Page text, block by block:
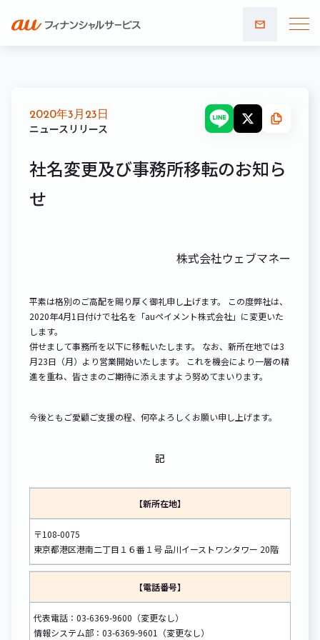
合わせ
2020年3月23日
ニュースリリース
社名変更及び事務所移転のお知ら
せ
株式会社ウェブマネー
平素は格別のご高配を賜り厚く御礼申し上げます。 この度弊社は、
2020年4月1日付けで社名を「auペイメント株式会社」に変更いた
します。
併せまして事務所を以下に移転いたします。 なお、新所在地では3
月23日（月）より営業開始いたします。 これを機会により一層の精
進を重ね、皆さまのご期待に添えますよう努めてまいります。
今後ともご愛顧ご支援の程、何卒よろしくお願い申し上げます。
記
【新所在地】
〒108-0075
東京都港区港南二丁目１６番１号 品川イーストワンタワー 20階
【電話番号】
代表電話：03-6369-9600（変更なし）
情報システム部：03-6369-9601（変更なし）